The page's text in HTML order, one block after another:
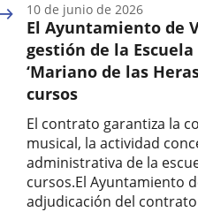
la
noticia
El Ayuntamiento de
gestión de la
‘Mariano de las
cursos
El contrato garantiza la
musical, la actividad
administrativa de la
cursos.El Ayuntamiento
adjudicación del
10 de junio de 2026